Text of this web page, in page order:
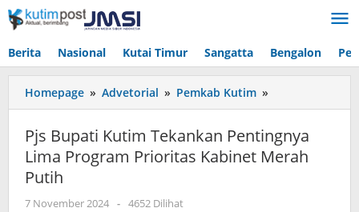
Lewati
ke
Berita Nasional Kutai Timur Sangatta Bengalon
Homepage » Advetorial » Pemkab Kutim »
Bupati
Tekankan
Pentingnya
Pjs Bupati Kutim Tekankan Pentingnya
Lima Program Prioritas Kabinet Merah
Putih
7 November 2024 oleh
- 4652 Dilihat